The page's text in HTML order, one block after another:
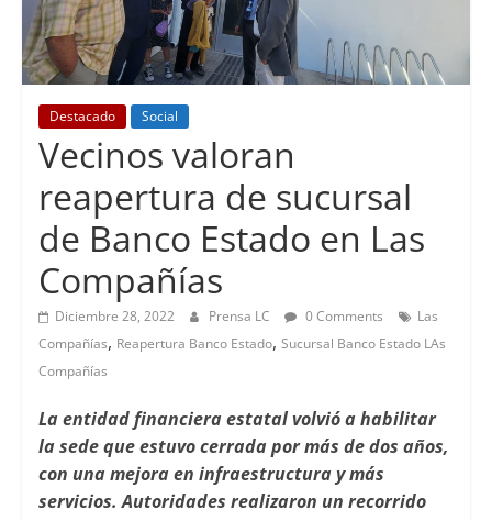
Destacado Social
Vecinos valoran
reapertura de sucursal
de Banco Estado en Las
Compañías
Diciembre 28, 2022 Prensa LC 0 Comments
Las
Compañías, Reapertura Banco Estado, Sucursal Banco Estado LAs
Compañías
La entidad financiera estatal volvió a habilitar
la sede que estuvo cerrada por más de dos años,
con una mejora en infraestructura y más
servicios. Autoridades realizaron un recorrido